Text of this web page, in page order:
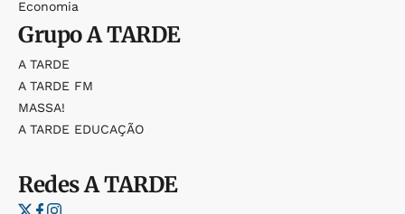
Economia
GrupoA TARDE
A TARDE
A TARDE FM
MASSA!
A TARDE EDUCAÇÃO
RedesA TARDE